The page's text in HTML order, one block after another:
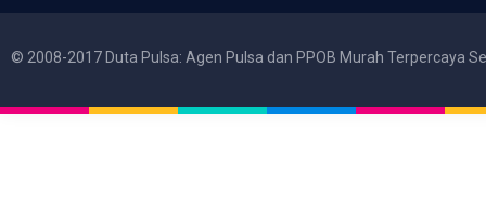
© 2008-2017 Duta Pulsa: Agen Pulsa dan PPOB Murah Terpercaya